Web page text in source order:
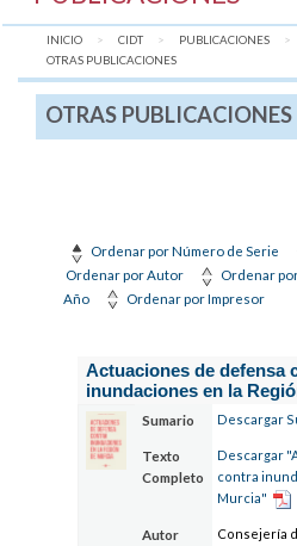
INICIO CIDT PUBLICACIONES
AQUÍ:
OTRAS PUBLICACIONES
OTRAS PUBLICACIONES
Ordenar por Número de Serie
Ordenar por Autor
Ordenar
Año
Ordenar por Impresor
Actuaciones de defensa
inundaciones en la
Sumario Descargar
Texto
Completo
Descargar
contra
Murcia"
Autor
Consejería